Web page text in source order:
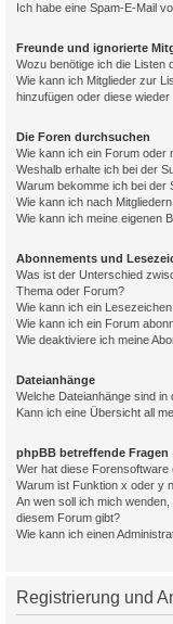
Ich habe eine Spam-E-Mail
Freunde und ignorierte
Wozu benötige ich die Listen
Wie kann ich Mitglieder zur
hinzufügen oder diese
Die Foren durchsuchen
Wie kann ich ein Forum
Weshalb erhalte ich bei der
Warum bekomme ich bei der
Wie kann ich nach
Wie kann ich meine eigenen
Abonnements und
Was ist der Unterschied
Thema oder Forum?
Wie kann ich ein
Wie kann ich ein Forum
Wie deaktiviere ich meine
Dateianhänge
Welche Dateianhänge sind
Kann ich eine Übersicht all
phpBB betreffende Fragen
Wer hat diese Forensoftware
Warum ist Funktion x oder y
An wen soll ich mich
diesem Forum gibt?
Wie kann ich einen
Registrierung und